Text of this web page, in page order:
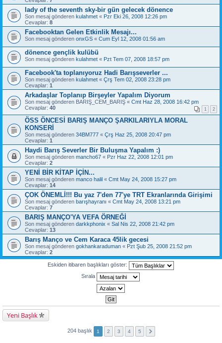
lady of the seventh sky-bir gün gelecek dönence
Son mesaj gönderen kulahmet « Pzr Eki 26, 2008 12:26 pm
Cevaplar: 8
Facebooktan Gelen Etkinlik Mesajı...
Son mesaj gönderen onxGS « Cum Eyl 12, 2008 01:56 am
dönence gençlik kulübü
Son mesaj gönderen kulahmet « Pzt Tem 07, 2008 18:57 pm
Facebook'ta toplanıyoruz Hadi Barışseverler ...
Son mesaj gönderen kulahmet « Çrş Tem 02, 2008 23:28 pm
Cevaplar: 1
Arkadaşlar Toplanıp Birşeyler Yapalım Diyorum
Son mesaj gönderen BARIŞ_CEM_BARIŞ « Cmt Haz 28, 2008 16:42 pm
Cevaplar: 40 1 2
ÖSS ÖNCESİ BARIŞ MANÇO ŞARKILARIYLA MORAL
KONSERİ
Son mesaj gönderen 34BM777 « Çrş Haz 25, 2008 20:47 pm
Cevaplar: 1
Haydi Barış Severler Bir Buluşma Yapalım :)
Son mesaj gönderen mancho67 « Pzr Haz 22, 2008 12:01 pm
Cevaplar: 2
YENİ BİR KİTAP İÇİN...
Son mesaj gönderen manco halil « Cmt May 24, 2008 15:27 pm
Cevaplar: 14
ÇOK ÖNEMLİ!!! Bu yaz 7'den 77'ye TRT Ekranlarında Girişimi
Son mesaj gönderen barışhayranı « Cmt May 24, 2008 13:21 pm
Cevaplar: 7
BARIŞ MANÇO'YA VEFA ÖRNEĞİ
Son mesaj gönderen darkkphonix « Sal Nis 22, 2008 21:42 pm
Cevaplar: 13
Barış Manço ve Cem Karaca 45lik gecesi
Son mesaj gönderen gokhankaraduman « Pzt Şub 25, 2008 21:52 pm
Cevaplar: 2
Eskiden itibaren başlıkları göster:
Sırala
Yeni Başlık
204 başlık 1 2 3 4 5